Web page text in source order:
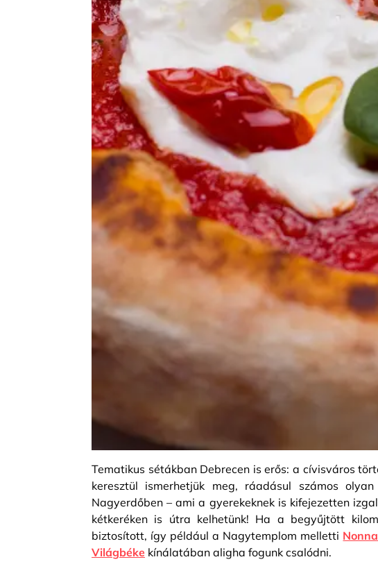
Tematikus sétákban Debrecen is erős: a cívisváros
keresztül ismerhetjük meg, ráadásul számos
Nagyerdőben – ami a gyerekeknek is kifejezetten
kétkeréken is útra kelhetünk! Ha a begyűjtött
biztosított, így például a Nagytemplom melletti
Világbéke kínálatában aligha fogunk csalódni.